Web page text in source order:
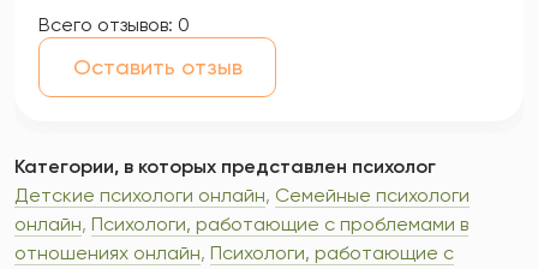
Всего отзывов: 0
Оставить отзыв
Категории, в которых представлен психолог
Детские психологи онлайн, Семейные психологи
онлайн, Психологи, работающие с проблемами в
отношениях онлайн, Психологи, работающие с